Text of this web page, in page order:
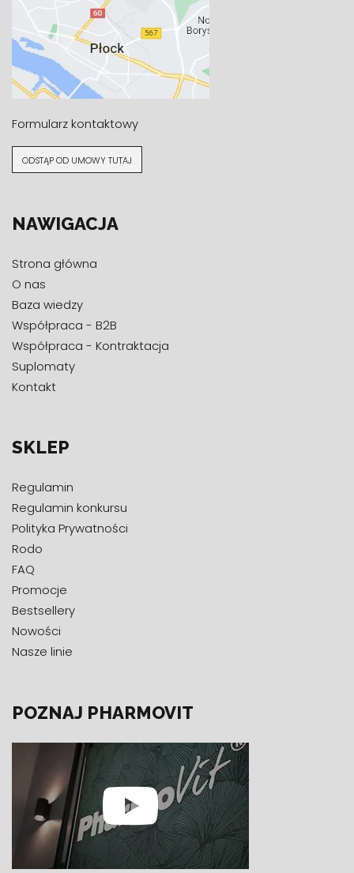
Formularz kontaktowy
ODSTĄP OD UMOWY TUTAJ
NAWIGACJA
Strona główna
O nas
Baza wiedzy
Współpraca - B2B
Współpraca - Kontraktacja
Suplomaty
Kontakt
SKLEP
Regulamin
Regulamin konkursu
Polityka Prywatności
Rodo
FAQ
Promocje
Bestsellery
Nowości
Nasze linie
POZNAJ PHARMOVIT